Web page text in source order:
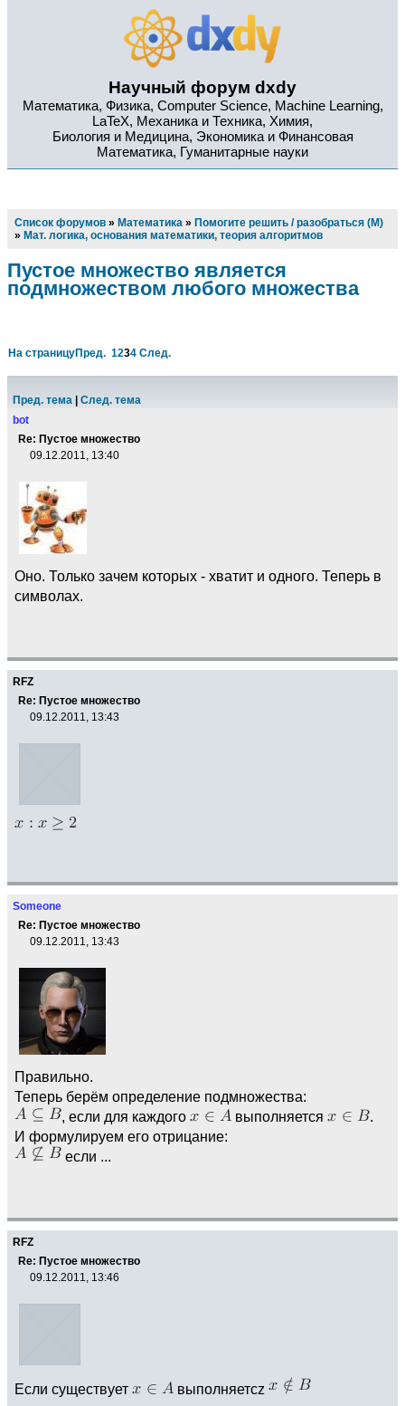
Научный форум dxdy
Математика, Физика, Computer Science, Machine Learning,
LaTeX, Механика и Техника, Химия,
Биология и Медицина, Экономика и Финансовая
Математика, Гуманитарные науки
Список форумов » Математика » Помогите решить / разобраться (М)
» Мат. логика, основания математики, теория алгоритмов
Пустое множество является
подмножеством любого множества
На страницуПред. 1234 След.
Пред. тема
След. тема
bot
Re: Пустое множество
09.12.2011, 13:40
Оно. Только зачем которых - хватит и одного. Теперь в
символах.
RFZ
Re: Пустое множество
09.12.2011, 13:43
Someone
Re: Пустое множество
09.12.2011, 13:43
Правильно.
Теперь берём определение подмножества:
, если для каждого
выполняется
.
И формулируем его отрицание:
если ...
RFZ
Re: Пустое множество
09.12.2011, 13:46
Если существует выполняетcz